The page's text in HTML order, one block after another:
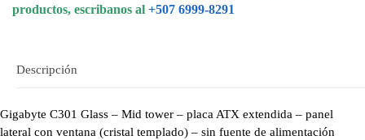
productos, escribanos al +507 6999-8291
Descripción
Gigabyte C301 Glass – Mid tower – placa ATX extendida – panel
lateral con ventana (cristal templado) – sin fuente de alimentación